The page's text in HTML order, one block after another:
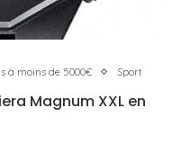
à moins de 5000€ Sport
Magnum XXL en